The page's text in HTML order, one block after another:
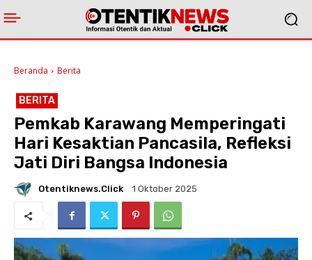
Beranda Berita
BERITA
Pemkab Karawang Memperingati
Hari Kesaktian Pancasila, Refleksi
Jati Diri Bangsa Indonesia
Otentiknews.click 1 Oktober 2025